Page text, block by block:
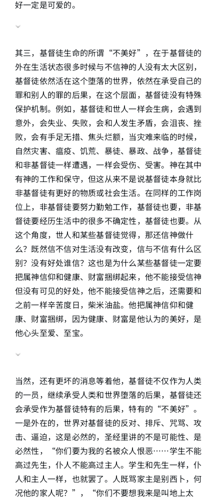
好一定是可爱的。
其三，基督徒生命的所谓“不美好”，在于基督徒的
外在生活状态很多时候与不信神的人没有太大区别，
基督徒依然活在这个堕落的世界，依然在承受自己的
罪和别人的罪的后果，在这个层面，基督徒没有特殊
保护机制。例如，基督徒和世人一样会生病，会遇到
意外，会失业、失败，会和人发生矛盾，会沮丧、挫
败，会有手足无措、焦头烂额，当灾难来临的时候，
自然灾害、瘟疫、饥荒、暴徒、暴政、战争，基督徒
和非基督徒一样遭遇，一样会受伤、受害。神在其中
有神的工作和保守，但这从来不是说基督徒本身就比
非基督徒有更好的物质或社会生活。在同样的工作岗
位上，非基督徒要努力勤勉工作，基督徒也要，非基
督徒要经历生活中的很多不确定性，基督徒也要。从
这个角度，世人和某些基督徒觉得，那还信神做什
么？既然信不信对生活没有改变，信与不信有什么区
别？没有好处谁信？这也是为什么某些基督徒一定要
把属神信仰和健康、财富捆绑起来，他不能接受信神
但没有可见的好处，他不能接受信神之后，还需要和
之前一样辛苦度日，柴米油盐。他把属神信仰和健
康、财富捆绑，因为健康、财富是他认为的美好，是
他心头至爱、至宝。
当然，还有更坏的消息等着他，基督徒不仅作为人类
的一员，继续承受人类和世界堕落的后果，基督徒还
会承受作为基督徒特有的后果，特有的“不美好”。
一是外在的，世界对基督徒的反对、排斥、咒骂、攻
击、逼迫，这是必然的，圣经里讲的不是可能性、是
必然性，“你们要为我的名被众人恨恶……学生不能
高过先生，仆人不能高过主人。学生和先生一样，仆
人和主人一样，也就罢了。人既骂家主是别西卜，何
况他的家人呢？”，“你们不要想我来是叫地上太